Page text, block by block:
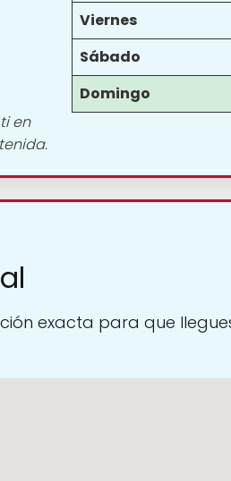
en
Viernes
Sábado
Domingo
exacta para que